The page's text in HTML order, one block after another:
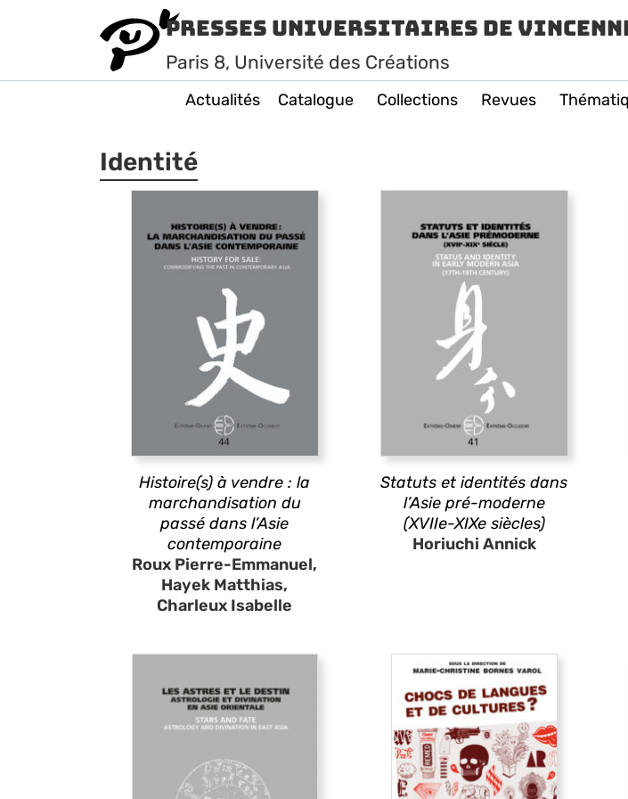
Presses Universitaires de
Paris 8, Université des Créations
Actualités Catalogue Collections Revues
Identité
Histoire(s) à vendre : la
marchandisation du
passé dans l’Asie
contemporaine
Roux Pierre-Emmanuel,
Hayek Matthias,
Charleux Isabelle
Statuts et identités dans
l’Asie pré-moderne
(XVIIe-XIXe siècles)
Horiuchi Annick